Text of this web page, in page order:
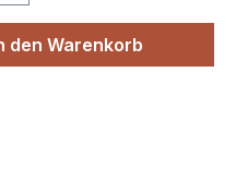
den
den Warenkorb